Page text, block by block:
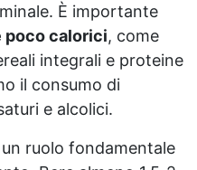
È importante
calorici, come
integrali e proteine
il consumo di
e alcolici.
ruolo fondamentale